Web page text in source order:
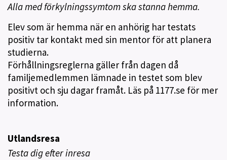
Alla med förkylningssymtom ska stanna hemma.
Elev som är hemma när en anhörig har testats
positiv tar kontakt med sin mentor för att planera
studierna.
Förhållningsreglerna gäller från dagen då
familjemedlemmen lämnade in testet som blev
positivt och sju dagar framåt. Läs på 1177.se för mer
information.
Utlandsresa
Testa dig efter inresa